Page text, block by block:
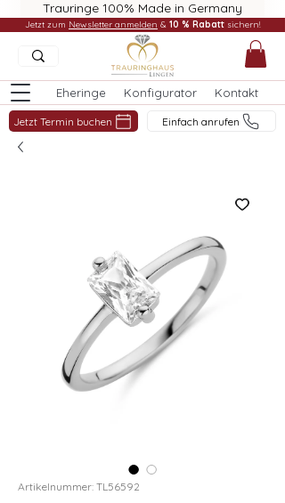
Trauringe 100% Made in Germany
Eheringe Konfigurator Kontakt
Jetzt Termin buchen Einfach anrufen
Jetzt zum Newsletter anmelden & 10 % Rabatt sichern!
Artikelnummer: TL56592